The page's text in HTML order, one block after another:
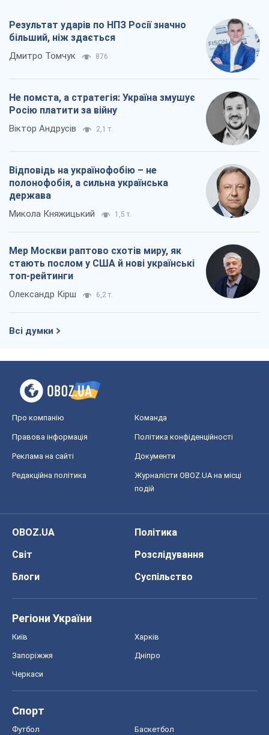
Результат ударів по НПЗ Росії значно
більший, ніж здається
Дмитро Томчук 876
Не помста, а стратегія: Україна змушує
Росію платити за війну
Віктор Андрусів 2,1 т.
Відповідь на українофобію – не
полонофобія, а сильна українська
держава
Микола Княжицький 1,5 т.
Мер Москви раптово схотів миру, як
стають послом у США й нові українські
топ-рейтинги
Олександр Кірш 6,2 т.
Всі думки
Про компанію Команда
Правова інформація Політика конфіденційності
Реклама на сайті Документи
Редакційна політика
Журналісти OBOZ.UA на місці
подій
OBOZ.UA
Політика
Світ
Розслідування
Блоги
Суспільство
Регіони України
Київ Харків
Запоріжжя Дніпро
Черкаси
Спорт
Футбол Баскетбол